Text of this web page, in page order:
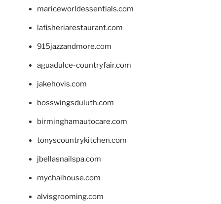
mariceworldessentials.com
lafisheriarestaurant.com
915jazzandmore.com
aguadulce-countryfair.com
jakehovis.com
bosswingsduluth.com
birminghamautocare.com
tonyscountrykitchen.com
jbellasnailspa.com
mychaihouse.com
alvisgrooming.com